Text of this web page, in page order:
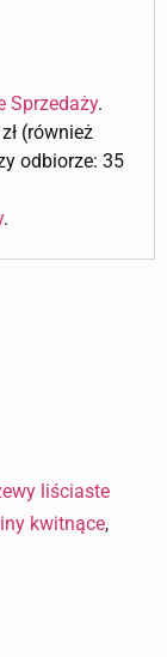
Sprzedaży.
(również
odbiorze: 35
.
liściaste
kwitnące,